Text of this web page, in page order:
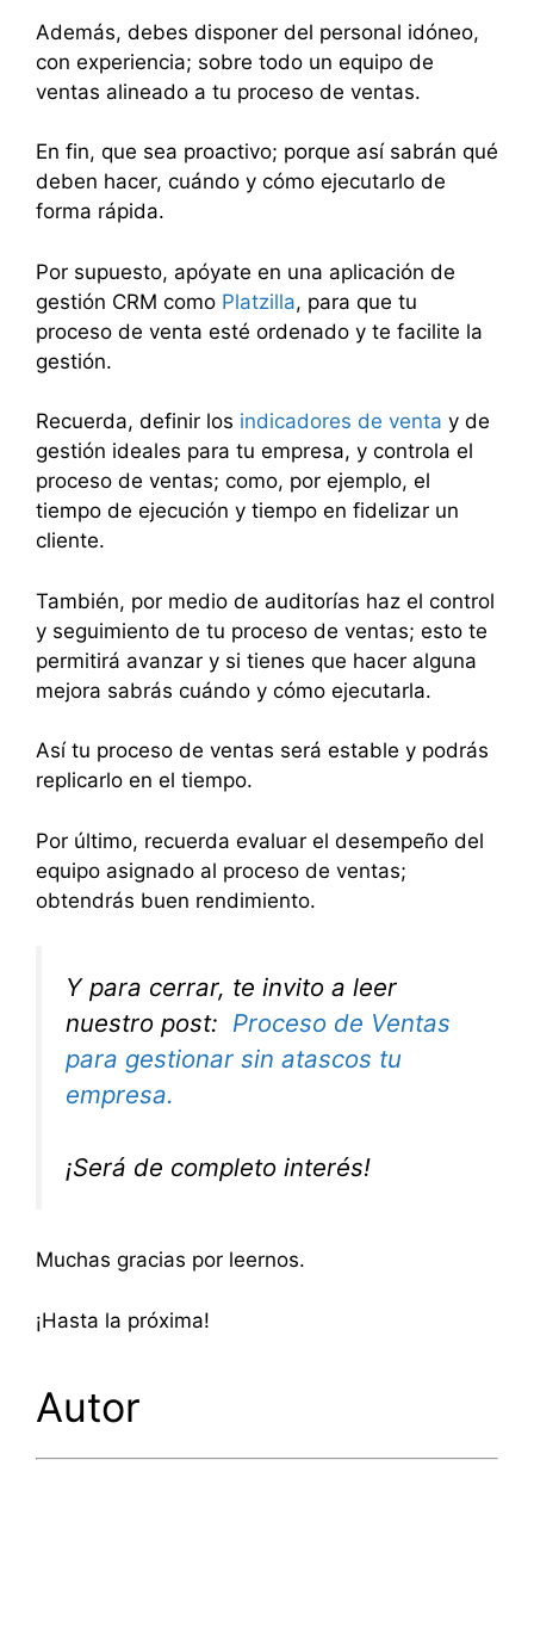
Además, debes disponer del personal idóneo,
con experiencia; sobre todo un equipo de
ventas alineado a tu proceso de ventas.
En fin, que sea proactivo; porque así sabrán qué
deben hacer, cuándo y cómo ejecutarlo de
forma rápida.
Por supuesto, apóyate en una aplicación de
gestión CRM como Platzilla, para que tu
proceso de venta esté ordenado y te facilite la
gestión.
Recuerda, definir los indicadores de venta y de
gestión ideales para tu empresa, y controla el
proceso de ventas; como, por ejemplo, el
tiempo de ejecución y tiempo en fidelizar un
cliente.
También, por medio de auditorías haz el control
y seguimiento de tu proceso de ventas; esto te
permitirá avanzar y si tienes que hacer alguna
mejora sabrás cuándo y cómo ejecutarla.
Así tu proceso de ventas será estable y podrás
replicarlo en el tiempo.
Por último, recuerda evaluar el desempeño del
equipo asignado al proceso de ventas;
obtendrás buen rendimiento.
Y para cerrar, te invito a leer
nuestro post: Proceso de Ventas
para gestionar sin atascos tu
empresa.
¡Será de completo interés!
Muchas gracias por leernos.
¡Hasta la próxima!
Autor